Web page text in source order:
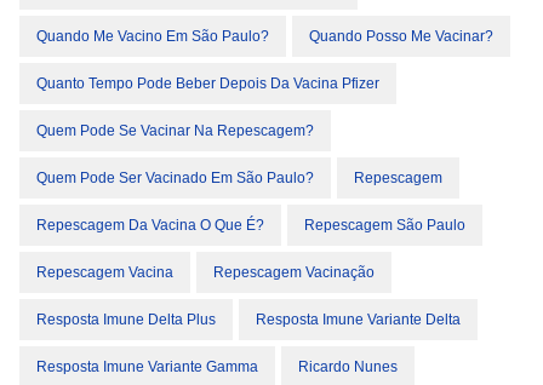
Quando Me Vacino Em São Paulo? Quando Posso Me Vacinar?
Quanto Tempo Pode Beber Depois Da Vacina Pfizer
Quem Pode Se Vacinar Na Repescagem?
Quem Pode Ser Vacinado Em São Paulo? Repescagem
Repescagem Da Vacina O Que É? Repescagem São Paulo
Repescagem Vacina Repescagem Vacinação
Resposta Imune Delta Plus Resposta Imune Variante Delta
Resposta Imune Variante Gamma Ricardo Nunes